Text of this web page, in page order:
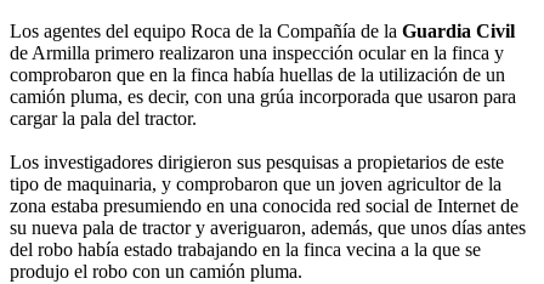
Los agentes del equipo Roca de la Compañía de la Guardia Civil
de Armilla primero realizaron una inspección ocular en la finca y
comprobaron que en la finca había huellas de la utilización de un
camión pluma, es decir, con una grúa incorporada que usaron para
cargar la pala del tractor.
Los investigadores dirigieron sus pesquisas a propietarios de este
tipo de maquinaria, y comprobaron que un joven agricultor de la
zona estaba presumiendo en una conocida red social de Internet de
su nueva pala de tractor y averiguaron, además, que unos días antes
del robo había estado trabajando en la finca vecina a la que se
produjo el robo con un camión pluma.